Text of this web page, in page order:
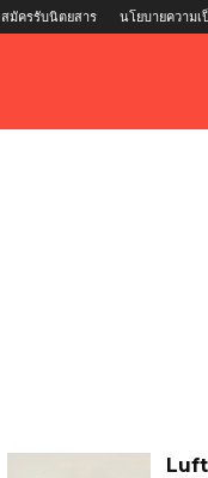
สมัครรับนิตยสาร นโยบายความ